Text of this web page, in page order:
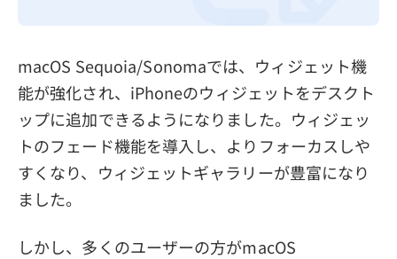
macOS Sequoia/Sonomaでは、ウィジェット機
能が強化され、iPhoneのウィジェットをデスクト
ップに追加できるようになりました。ウィジェッ
トのフェード機能を導入し、よりフォーカスしや
すくなり、ウィジェットギャラリーが豊富になり
ました。
しかし、多くのユーザーの方がmacOS